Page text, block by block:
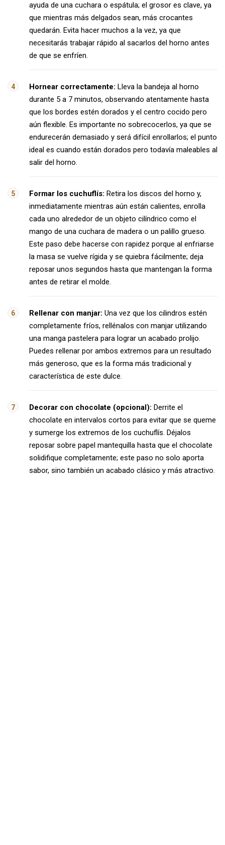
ayuda de una cuchara o espátula; el grosor es clave, ya
que mientras más delgados sean, más crocantes
quedarán. Evita hacer muchos a la vez, ya que
necesitarás trabajar rápido al sacarlos del horno antes
de que se enfríen.
Hornear correctamente: Lleva la bandeja al horno
durante 5 a 7 minutos, observando atentamente hasta
que los bordes estén dorados y el centro cocido pero
aún flexible. Es importante no sobrecocerlos, ya que se
endurecerán demasiado y será difícil enrollarlos; el punto
ideal es cuando están dorados pero todavía maleables al
salir del horno.
Formar los cuchuflís: Retira los discos del horno y,
inmediatamente mientras aún están calientes, enrolla
cada uno alrededor de un objeto cilíndrico como el
mango de una cuchara de madera o un palillo grueso.
Este paso debe hacerse con rapidez porque al enfriarse
la masa se vuelve rígida y se quiebra fácilmente; deja
reposar unos segundos hasta que mantengan la forma
antes de retirar el molde.
Rellenar con manjar: Una vez que los cilindros estén
completamente fríos, rellénalos con manjar utilizando
una manga pastelera para lograr un acabado prolijo.
Puedes rellenar por ambos extremos para un resultado
más generoso, que es la forma más tradicional y
característica de este dulce.
Decorar con chocolate (opcional): Derrite el
chocolate en intervalos cortos para evitar que se queme
y sumerge los extremos de los cuchuflís. Déjalos
reposar sobre papel mantequilla hasta que el chocolate
solidifique completamente; este paso no solo aporta
sabor, sino también un acabado clásico y más atractivo.